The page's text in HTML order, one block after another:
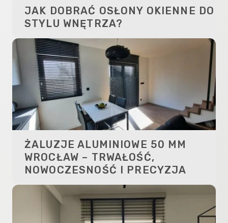
JAK DOBRAĆ OSŁONY OKIENNE DO
STYLU WNĘTRZA?
ŻALUZJE ALUMINIOWE 50 MM
WROCŁAW – TRWAŁOŚĆ,
NOWOCZESNOŚĆ I PRECYZJA